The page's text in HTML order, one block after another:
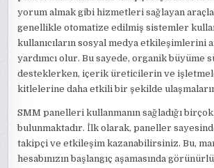
yorum almak gibi hizmetleri sağlayan
genellikle otomatize edilmiş sistemler
kullanıcıların sosyal medya etkileşimlerini
yardımcı olur. Bu sayede, organik büyüme
desteklerken, içerik üreticilerin ve
kitlelerine daha etkili bir şekilde
SMM panelleri kullanmanın sağladığı
bulunmaktadır. İlk olarak, paneller
takipçi ve etkileşim kazanabilirsiniz. Bu,
hesabınızın başlangıç aşamasında